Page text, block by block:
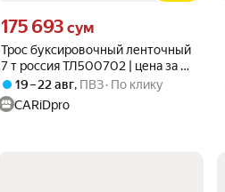
Трос буксировочный ленточный
7 т россия ТЛ500702 | цена за 1
шт
Цена 175693 сум вместо
175 693 сум
19 – 22 авг, ПВЗ По клику
CARiDpro